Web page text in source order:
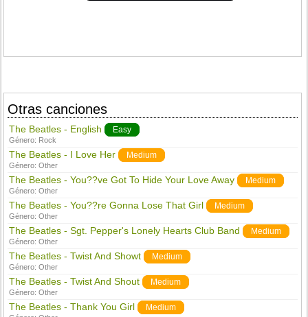
Otras canciones
The Beatles - English Easy
Género: Rock
The Beatles - I Love Her Medium
Género:Other
The Beatles - You??ve Got To Hide Your Love Away Medium
Género:Other
The Beatles - You??re Gonna Lose That Girl Medium
Género:Other
The Beatles - Sgt. Pepper's Lonely Hearts Club Band Medium
Género:Other
The Beatles - Twist And Showt Medium
Género:Other
The Beatles - Twist And Shout Medium
Género:Other
The Beatles - Thank You Girl Medium